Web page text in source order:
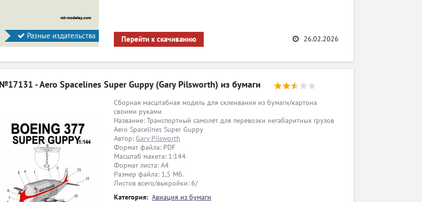
Разные издательства Перейти к скачиванию 26.02.2026
№17131 - Aero Spacelines Super Guppy (Gary Pilsworth) из бумаги
Сборная масштабная модель для склеивания из бумаги/картона
своими руками
Название: Транспортный самолёт для перевозки негабаритных грузов
Aero Spacelines Super Guppy
Автор: Gary Pilsworth
Формат файла: PDF
Масштаб макета: 1:144
Формат листа: А4
Размер файла: 1,5 Мб.
Листов всего/выкройки: 6/
Категория: Авиация из бумаги